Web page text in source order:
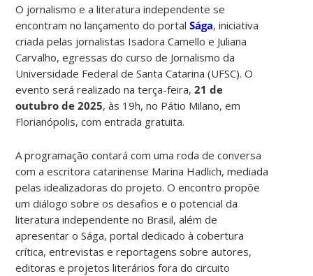
O jornalismo e a literatura independente se
encontram no lançamento do portalSága, iniciativa
criada pelas jornalistas Isadora Camello e Juliana
Carvalho, egressas do curso de Jornalismo da
Universidade Federal de Santa Catarina (UFSC). O
evento será realizado na terça-feira,21 de
outubro de 2025, às 19h, no Pátio Milano, em
Florianópolis, com entrada gratuita.
A programação contará com uma roda de conversa
com a escritora catarinense Marina Hadlich, mediada
pelas idealizadoras do projeto. O encontro propõe
um diálogo sobre os desafios e o potencial da
literatura independente no Brasil, além de
apresentar o Sága, portal dedicado à cobertura
crítica, entrevistas e reportagens sobre autores,
editoras e projetos literários fora do circuito